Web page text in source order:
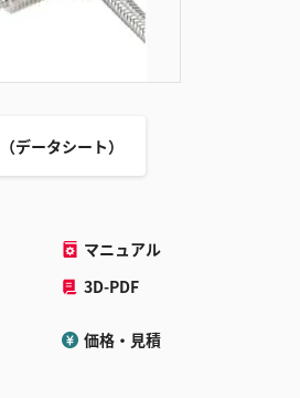
データシート）
マニュアル
3D-PDF
価格・見積